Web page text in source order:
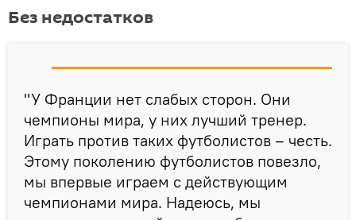
Без недостатков
"У Франции нет слабых сторон. Они
чемпионы мира, у них лучший тренер.
Играть против таких футболистов – честь.
Этому поколению футболистов повезло,
мы впервые играем с действующим
чемпионами мира. Надеюсь, мы